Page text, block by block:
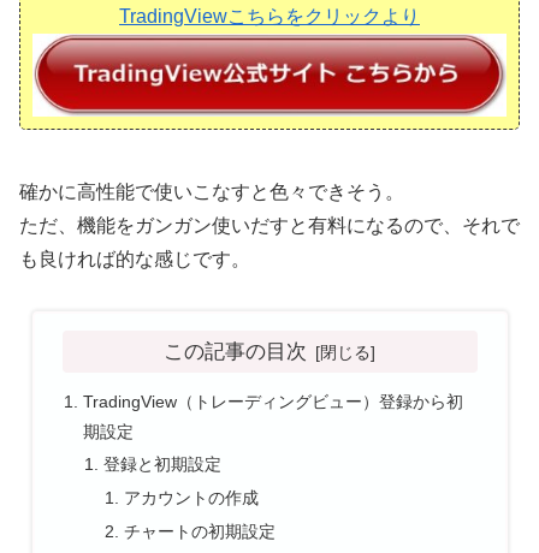
TradingViewこちらをクリックより
確かに高性能で使いこなすと色々できそう。
ただ、機能をガンガン使いだすと有料になるので、それで
も良ければ的な感じです。
この記事の目次
TradingView（トレーディングビュー）登録から初
期設定
登録と初期設定
アカウントの作成
チャートの初期設定